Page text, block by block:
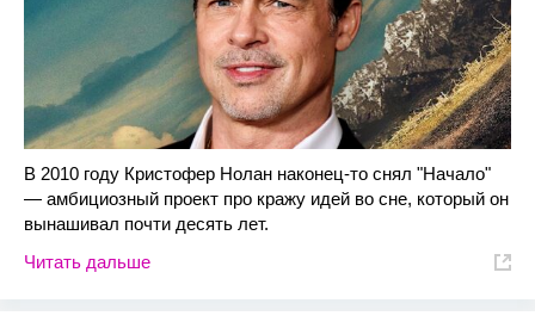
В 2010 году Кристофер Нолан наконец-то снял "Начало"
— амбициозный проект про кражу идей во сне, который он
вынашивал почти десять лет.
Читать дальше